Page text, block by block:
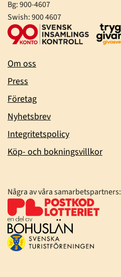
Bg: 900-4607
Swish: 900 4607
Om oss
Press
Företag
Nyhetsbrev
Integritetspolicy
Köp- och bokningsvillkor
Några av våra samarbetspartners: